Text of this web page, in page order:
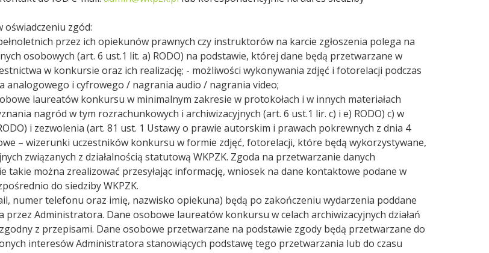
oświadczeniu zgód:
przez ich opiekunów prawnych czy instruktorów na karcie zgłoszenia polega na
osobowych (art. 6 ust.1 lit. a) RODO) na podstawie, której dane będą przetwarzane w
w konkursie oraz ich realizację; - możliwości wykonywania zdjęć i fotorelacji podczas
i cyfrowego / nagrania audio / nagrania video;
laureatów konkursu w minimalnym zakresie w protokołach i w innych materiałach
nagród w tym rozrachunkowych i archiwizacyjnych (art. 6 ust.1 lir. c) i e) RODO) c) w
i zezwolenia (art. 81 ust. 1 Ustawy o prawie autorskim i prawach pokrewnych z dnia 4
– wizerunki uczestników konkursu w formie zdjęć, fotorelacji, które będą wykorzystywane,
związanych z działalnością statutową WKPZK. Zgoda na przetwarzanie danych
takie można zrealizować przesyłając informację, wniosek na dane kontaktowe podane w
do siedziby WKPZK.
numer telefonu oraz imię, nazwisko opiekuna) będą po zakończeniu wydarzenia poddane
Administratora. Dane osobowe laureatów konkursu w celach archiwizacyjnych działań
z przepisami. Dane osobowe przetwarzane na podstawie zgody będą przetwarzane do
interesów Administratora stanowiących podstawę tego przetwarzania lub do czasu